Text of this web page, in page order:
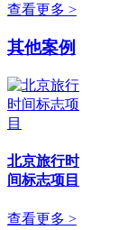
查看更多 >
其他案例
北京旅行时
间标志项目
查看更多 >